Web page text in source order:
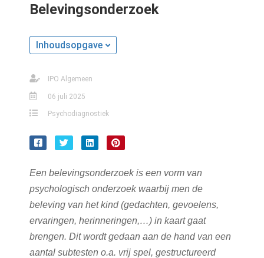
Belevingsonderzoek
Inhoudsopgave
IPO Algemeen
06 juli 2025
Psychodiagnostiek
Een belevingsonderzoek is een vorm van
psychologisch onderzoek waarbij men de
beleving van het kind (gedachten, gevoelens,
ervaringen, herinneringen,…) in kaart gaat
brengen. Dit wordt gedaan aan de hand van een
aantal subtesten o.a. vrij spel, gestructureerd